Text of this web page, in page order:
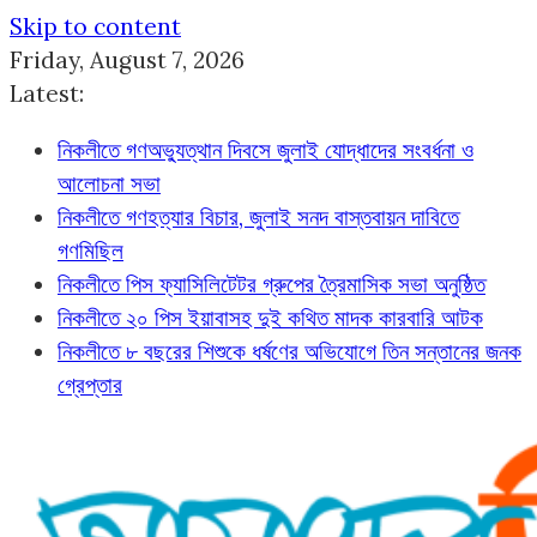
Skip to content
Friday, August 7, 2026
Latest:
নিকলীতে গণঅভ্যুত্থান দিবসে জুলাই যোদ্ধাদের সংবর্ধনা ও
আলোচনা সভা
নিকলীতে গণহত্যার বিচার, জুলাই সনদ বাস্তবায়ন দাবিতে
গণমিছিল
নিকলীতে পিস ফ্যাসিলিটেটর গ্রুপের ত্রৈমাসিক সভা অনুষ্ঠিত
নিকলীতে ২০ পিস ইয়াবাসহ দুই কথিত মাদক কারবারি আটক
নিকলীতে ৮ বছরের শিশুকে ধর্ষণের অভিযোগে তিন সন্তানের জনক
গ্রেপ্তার